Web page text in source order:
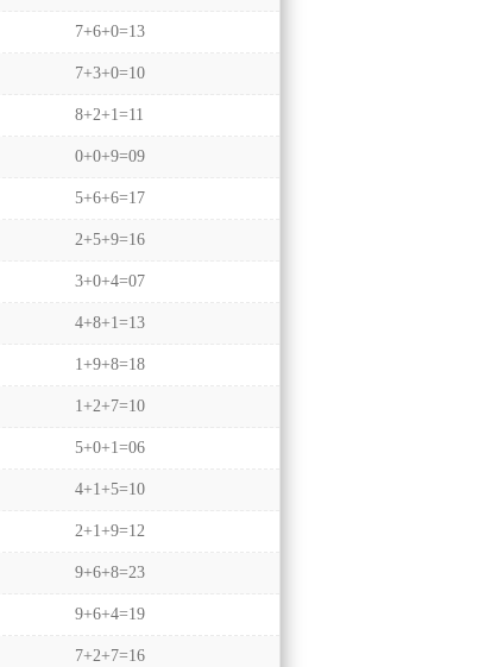
7+6+0=13
7+3+0=10
8+2+1=11
0+0+9=09
5+6+6=17
2+5+9=16
3+0+4=07
4+8+1=13
1+9+8=18
1+2+7=10
5+0+1=06
4+1+5=10
2+1+9=12
9+6+8=23
9+6+4=19
7+2+7=16